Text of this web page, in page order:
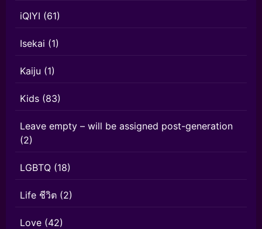
iQIYI (61)
Isekai (1)
Kaiju (1)
Kids (83)
Leave empty – will be assigned post-generation
(2)
LGBTQ (18)
Life ชีวิต (2)
Love (42)